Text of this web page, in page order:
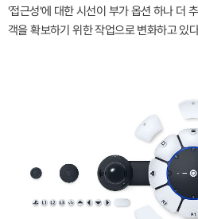
'접근성'에 대한 시선이 부가 옵션 하나 더
객을 확보하기 위한 작업으로 변화하고 있